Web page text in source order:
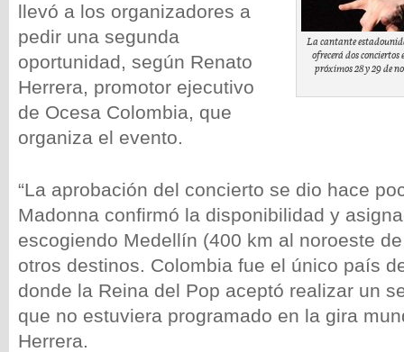
La cantante
ofrecerá dos
próximos 28 y 29 de
llevó a los organizadores a
pedir una segunda
oportunidad, según Renato
Herrera, promotor ejecutivo
de Ocesa Colombia, que
organiza el evento.
“La aprobación del concierto se dio hace
Madonna confirmó la disponibilidad y
escogiendo Medellín (400 km al noroeste
otros destinos. Colombia fue el único país
donde la Reina del Pop aceptó realizar un
que no estuviera programado en la gira
Herrera.